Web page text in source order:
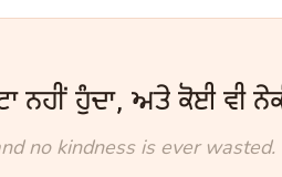
ਨਹੀਂ ਹੁੰਦਾ, ਅਤੇ ਕੋਈ ਵੀ
no kindness is ever wasted.